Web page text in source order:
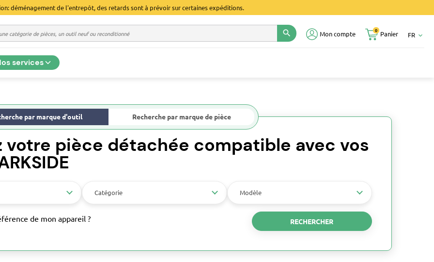
déménagement de l'entrepôt, des retards sont à prévoir sur certaines expéditions.
search Mon compte Panier
0
FR keyboard_arrow_down
services
par marque d'outil Recherche par marque de pièce
votre pièce détachée compatible avec vos
Catégorie Modèle
de mon appareil ? RECHERCHER